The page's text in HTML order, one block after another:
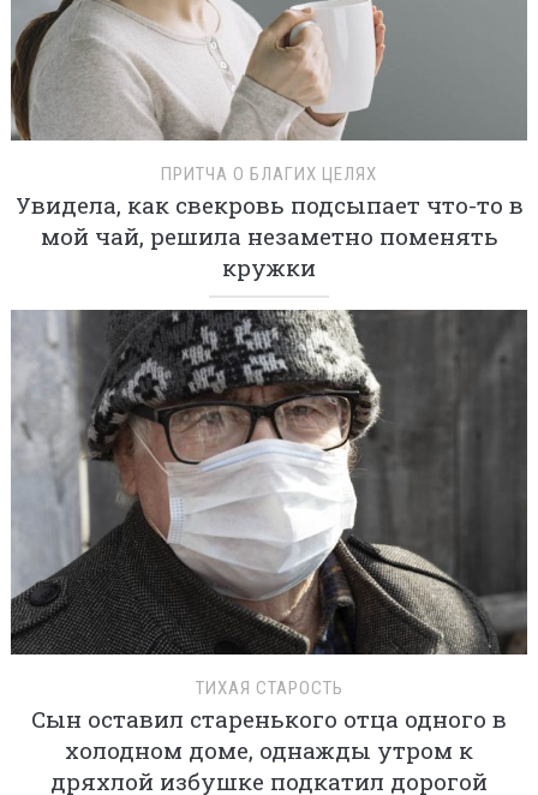
ПРИТЧА О БЛАГИХ ЦЕЛЯХ
Увидела, как свекровь подсыпает что-то в
мой чай, решила незаметно поменять
кружки
ТИХАЯ СТАРОСТЬ
Сын оставил старенького отца одного в
холодном доме, однажды утром к
дряхлой избушке подкатил дорогой